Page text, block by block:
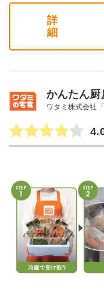
詳
細
かんたん厨
ワタミ株式会社